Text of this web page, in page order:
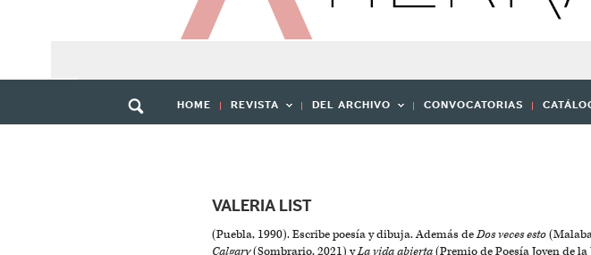
HOME REVISTA DEL ARCHIVO CONVOCATORIAS
VALERIA LIST
(Puebla, 1990). Escribe poesía y dibuja. Además deDos veces esto
Calgary(Sombrario, 2021) yLa vida abierta(Premio de Poesía Joven de